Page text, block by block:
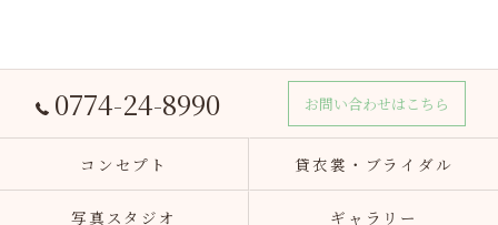
0774-24-8990 お問い合わせはこちら
コンセプト 貸衣裳・ブライダル
写真スタジオ ギャラリー